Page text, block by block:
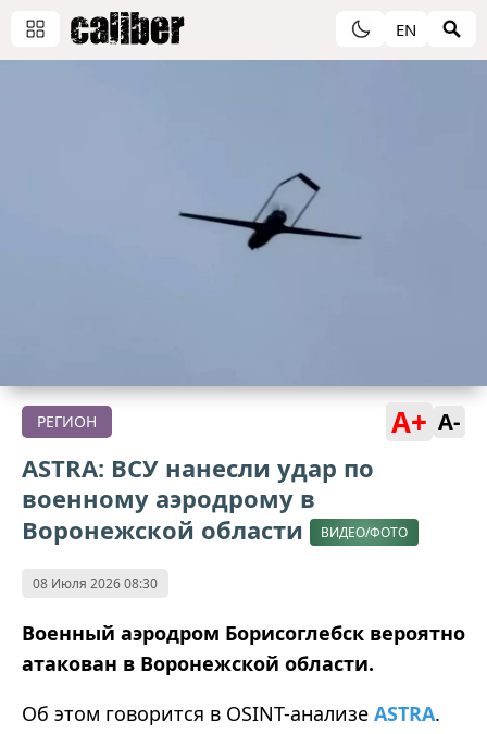
EN
РЕГИОН A+ A-
ASTRA: ВСУ нанесли удар по
военному аэродрому в
Воронежской области
ВИДЕО/ФОТО
08 Июля 2026 08:30
Военный аэродром Борисоглебск вероятно
атакован в Воронежской области.
Об этом говорится в OSINT-анализе ASTRA.